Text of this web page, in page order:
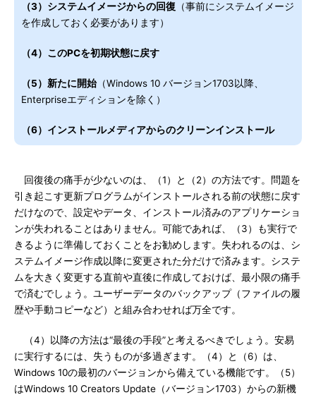
（3）システムイメージからの回復 （事前にシステムイメージ
を作成しておく必要があります）
（4）このPCを初期状態に戻す
（5）新たに開始（Windows 10 バージョン1703以降、
Enterpriseエディションを除く）
（6）インストールメディアからのクリーンインストール
回復後の痛手が少ないのは、（1）と（2）の方法です。問題を
引き起こす更新プログラムがインストールされる前の状態に戻す
だけなので、設定やデータ、インストール済みのアプリケーショ
ンが失われることはありません。可能であれば、（3）も実行で
きるように準備しておくことをお勧めします。失われるのは、シ
ステムイメージ作成以降に変更された分だけで済みます。システ
ムを大きく変更する直前や直後に作成しておけば、最小限の痛手
で済むでしょう。ユーザーデータのバックアップ（ファイルの履
歴や手動コピーなど）と組み合わせれば万全です。
（4）以降の方法は“最後の手段”と考えるべきでしょう。安易
に実行するには、失うものが多過ぎます。（4）と（6）は、
Windows 10の最初のバージョンから備えている機能です。（5）
はWindows 10 Creators Update（バージョン1703）からの新機